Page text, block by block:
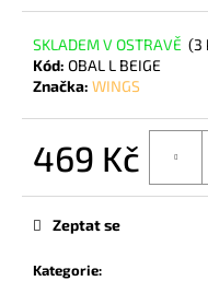
SKLADEM V OSTRAVĚ (3
Kód: OBAL L BEIGE
Značka: WINGS
469 Kč
Kategorie:
Zeptat se